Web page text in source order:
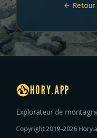
Retour
HORY.APP
Explorateur de
Copyright 2019–2026